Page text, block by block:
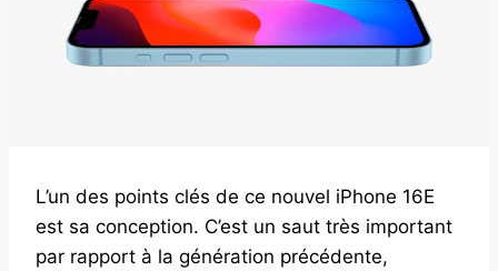
L’un des points clés de ce nouvel iPhone 16E
est sa conception. C’est un saut très important
par rapport à la génération précédente,